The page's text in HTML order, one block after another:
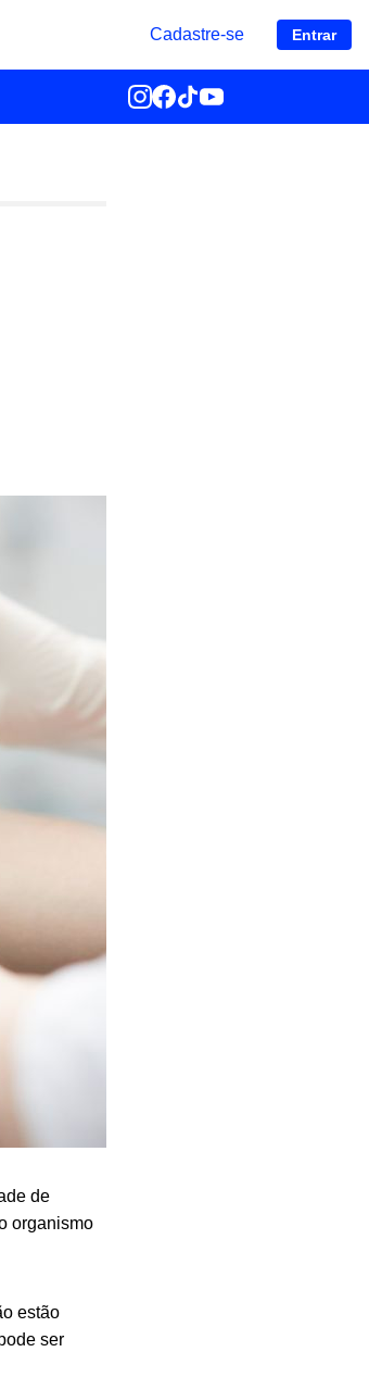
Cadastre-se Entrar
de
organismo
estão
ser